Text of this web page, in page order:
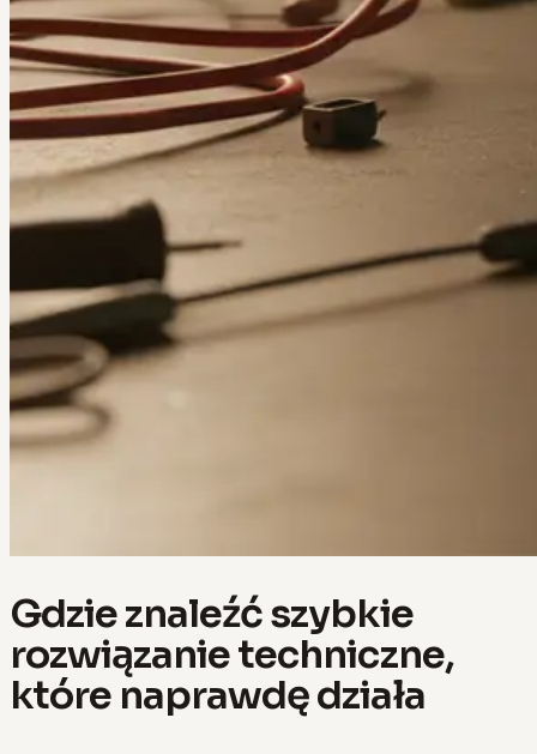
Gdzie znaleźć szybkie
rozwiązanie techniczne,
które naprawdę działa